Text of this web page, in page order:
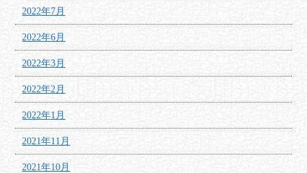
2022年7月
2022年6月
2022年3月
2022年2月
2022年1月
2021年11月
2021年10月